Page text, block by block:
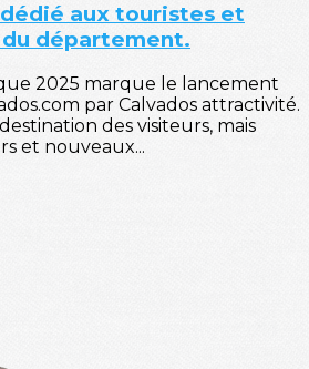
aux touristes et
département.
2025 marque le lancement
par Calvados attractivité.
des visiteurs, mais
et nouveaux...